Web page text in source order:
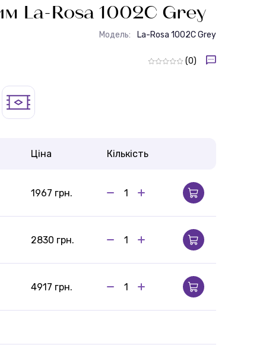
La-Rosa 1002C Grey
Модель: La-Rosa 1002C Grey
(0)
Ціна Кількість
1967 грн.
2830 грн.
4917 грн.